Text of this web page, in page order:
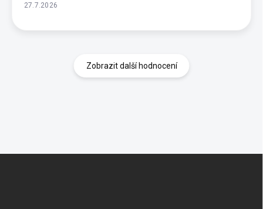
27.7.2026
Zobrazit další hodnocení